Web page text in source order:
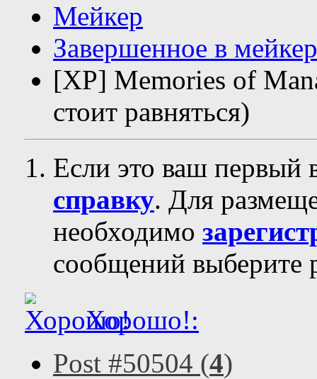
Мейкер
Завершенное в
[XP] Memories of
стоит равняться)
Если это ваш первый
справку. Для
необходимо
сообщений выберите
Хорошо!:
Post #50504 (4)